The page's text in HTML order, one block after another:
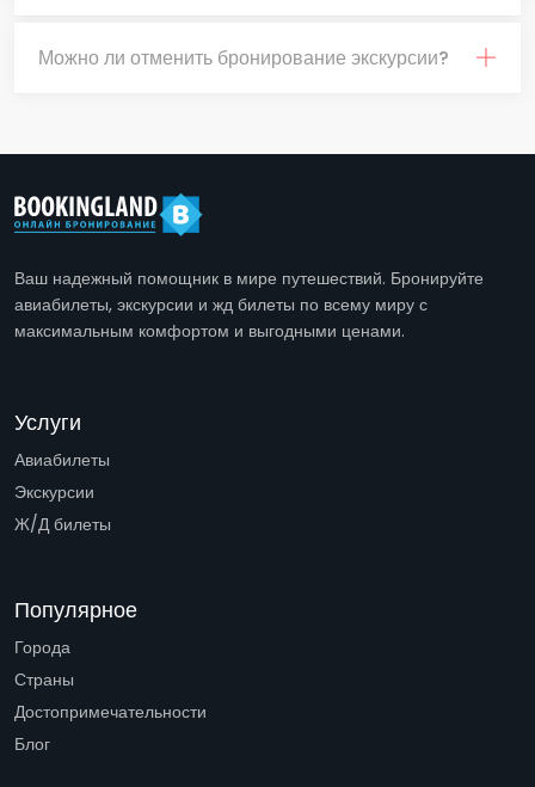
Можно ли отменить бронирование экскурсии?
Ваш надежный помощник в мире путешествий. Бронируйте
авиабилеты, экскурсии и жд билеты по всему миру с
максимальным комфортом и выгодными ценами.
Услуги
Авиабилеты
Экскурсии
Ж/Д билеты
Популярное
Города
Страны
Достопримечательности
Блог